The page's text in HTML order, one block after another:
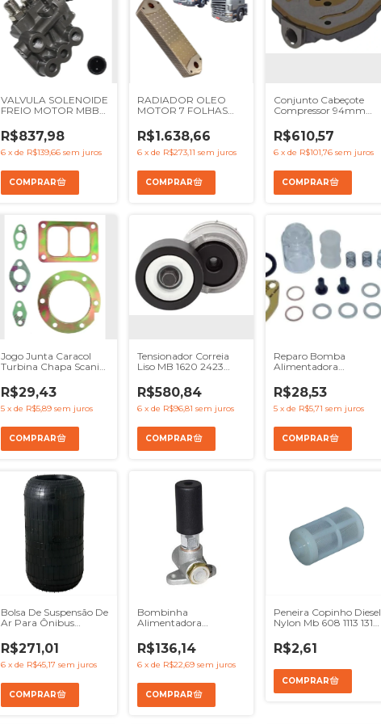
VALVULA SOLENOIDE
FREIO MOTOR MBB
5410560304
R$837,98
6 x de R$139,66 sem juros
RADIADOR OLEO
MOTOR 7 FOLHAS
5 - REF 1333183
1900032 1448933
1543688 1400861
R$1.638,66
6 x de R$273,11 sem juros
Conjunto Cabeçote
Compressor 94mm
OM364 - Ref KGM1294
R$610,57
6 x de R$101,76 sem juros
Jogo Junta Caracol
Turbina Chapa Scania
Onibus BR116 BR112 -
Ref 149069X
R$29,43
5 x de R$5,89 sem juros
Tensionador Correia
Liso MB 1620 2423
9062004570
R$580,84
6 x de R$96,81 sem juros
Reparo Bomba
Alimentadora
Om314 321 326 352
R$28,53
5 x de R$5,71 sem juros
Bolsa De Suspensão De
Ar Para Ônibus
R$271,01
6 x de R$45,17 sem juros
Bombinha
Alimentadora
Mbb Om357 709 712
R$136,14
6 x de R$22,69 sem juros
Peneira Copinho Diesel
Nylon Mb 608 1113 1313
R$2,61